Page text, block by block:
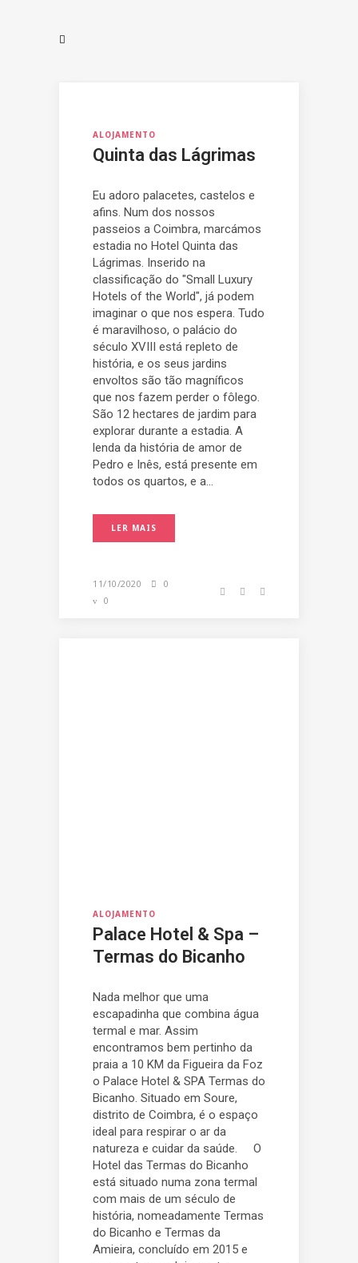
ALOJAMENTO
Quinta das Lágrimas
Eu adoro palacetes, castelos e
afins. Num dos nossos
passeios a Coimbra, marcámos
estadia no Hotel Quinta das
Lágrimas. Inserido na
classificação do "Small Luxury
Hotels of the World", já podem
imaginar o que nos espera. Tudo
é maravilhoso, o palácio do
século XVIII está repleto de
história, e os seus jardins
envoltos são tão magníficos
que nos fazem perder o fôlego.
São 12 hectares de jardim para
explorar durante a estadia. A
lenda da história de amor de
Pedro e Inês, está presente em
todos os quartos, e a...
LER MAIS
11/10/2020
0
0
ALOJAMENTO
Palace Hotel & Spa –
Termas do Bicanho
Nada melhor que uma
escapadinha que combina água
termal e mar. Assim
encontramos bem pertinho da
praia a 10 KM da Figueira da Foz
o Palace Hotel & SPA Termas do
Bicanho. Situado em Soure,
distrito de Coimbra, é o espaço
ideal para respirar o ar da
natureza e cuidar da saúde. O
Hotel das Termas do Bicanho
está situado numa zona termal
com mais de um século de
história, nomeadamente Termas
do Bicanho e Termas da
Amieira, concluído em 2015 e